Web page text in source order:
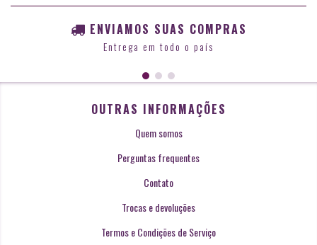
ENVIAMOS SUAS COMPRAS
Entrega em todo o país
OUTRAS INFORMAÇÕES
Quem somos
Perguntas frequentes
Contato
Trocas e devoluções
Termos e Condições de Serviço